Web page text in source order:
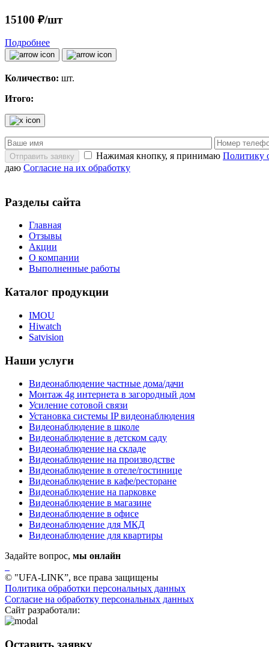
15100 ₽/шт
Подробнее
Количество: шт.
Итого:
Отправить заявку Нажимая кнопку, я принимаю Политику
даю Согласие на их обработку
Разделы сайта
Главная
Отзывы
Акции
О компании
Выполненные работы
Каталог продукции
IMOU
Hiwatch
Satvision
Наши услуги
Видеонаблюдение частные дома/дачи
Монтаж 4g интернета в загородный дом
Усиление сотовой связи
Установка системы IP видеонаблюдения
Видеонаблюдение в школе
Видеонаблюдение в детском саду
Видеонаблюдение на складе
Видеонаблюдение на производстве
Видеонаблюдение в отеле/гостинице
Видеонаблюдение в кафе/ресторане
Видеонаблюдение на парковке
Видеонаблюдение в магазине
Видеонаблюдение в офисе
Видеонаблюдение для МКД
Видеонаблюдение для квартиры
Задайте вопрос, мы онлайн
© "UFA-LINK”, все права защищены
Политика обработки персональных данных
Согласие на обработку персональных данных
Сайт разработали:
Оставить заявку